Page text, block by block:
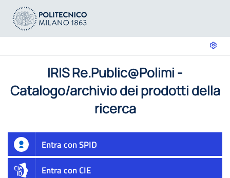
IRIS Re.Public@Polimi -
Catalogo/archivio dei prodotti della
ricerca
Entra con SPID
Entra con CIE